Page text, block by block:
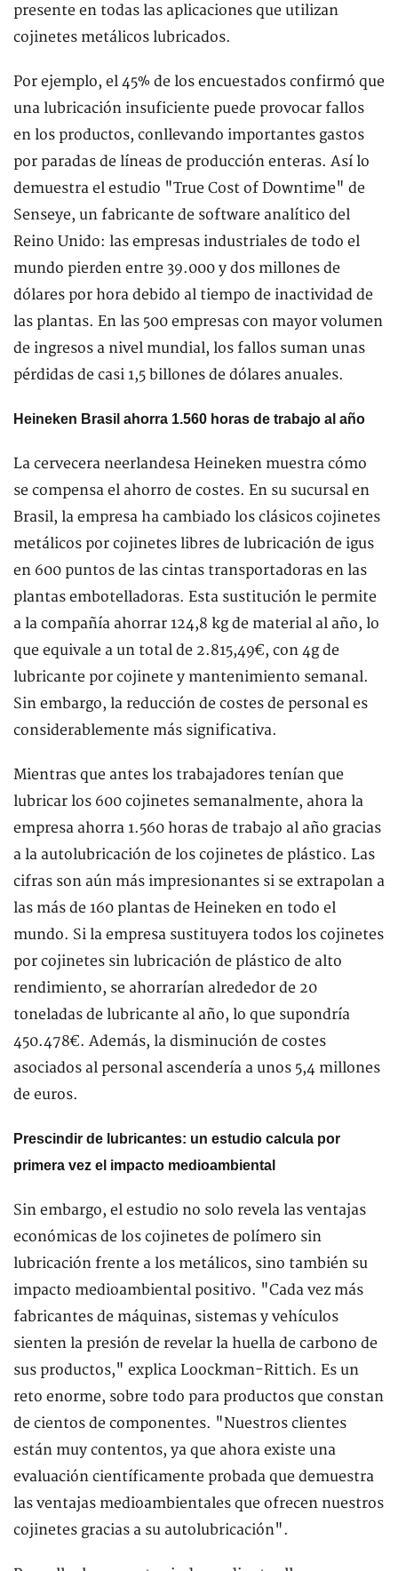
presente en todas las aplicaciones que utilizan
cojinetes metálicos lubricados.
Por ejemplo, el 45% de los encuestados confirmó que
una lubricación insuficiente puede provocar fallos
en los productos, conllevando importantes gastos
por paradas de líneas de producción enteras. Así lo
demuestra el estudio "True Cost of Downtime" de
Senseye, un fabricante de software analítico del
Reino Unido: las empresas industriales de todo el
mundo pierden entre 39.000 y dos millones de
dólares por hora debido al tiempo de inactividad de
las plantas. En las 500 empresas con mayor volumen
de ingresos a nivel mundial, los fallos suman unas
pérdidas de casi 1,5 billones de dólares anuales.
Heineken Brasil ahorra 1.560 horas de trabajo al año
La cervecera neerlandesa Heineken muestra cómo
se compensa el ahorro de costes. En su sucursal en
Brasil, la empresa ha cambiado los clásicos cojinetes
metálicos por cojinetes libres de lubricación de igus
en 600 puntos de las cintas transportadoras en las
plantas embotelladoras. Esta sustitución le permite
a la compañía ahorrar 124,8 kg de material al año, lo
que equivale a un total de 2.815,49€, con 4g de
lubricante por cojinete y mantenimiento semanal.
Sin embargo, la reducción de costes de personal es
considerablemente más significativa.
Mientras que antes los trabajadores tenían que
lubricar los 600 cojinetes semanalmente, ahora la
empresa ahorra 1.560 horas de trabajo al año gracias
a la autolubricación de los cojinetes de plástico. Las
cifras son aún más impresionantes si se extrapolan a
las más de 160 plantas de Heineken en todo el
mundo. Si la empresa sustituyera todos los cojinetes
por cojinetes sin lubricación de plástico de alto
rendimiento, se ahorrarían alrededor de 20
toneladas de lubricante al año, lo que supondría
450.478€. Además, la disminución de costes
asociados al personal ascendería a unos 5,4 millones
de euros.
Prescindir de lubricantes: un estudio calcula por
primera vez el impacto medioambiental
Sin embargo, el estudio no solo revela las ventajas
económicas de los cojinetes de polímero sin
lubricación frente a los metálicos, sino también su
impacto medioambiental positivo. "Cada vez más
fabricantes de máquinas, sistemas y vehículos
sienten la presión de revelar la huella de carbono de
sus productos," explica Loockman-Rittich. Es un
reto enorme, sobre todo para productos que constan
de cientos de componentes. "Nuestros clientes
están muy contentos, ya que ahora existe una
evaluación científicamente probada que demuestra
las ventajas medioambientales que ofrecen nuestros
cojinetes gracias a su autolubricación".